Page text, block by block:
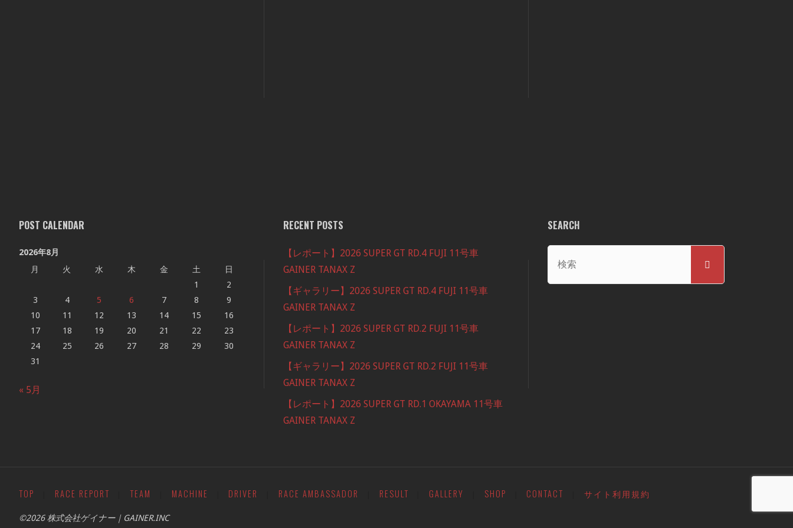
POST CALENDAR
2026年8月
月
火 水 木 金 土
日
1
2
3
4 5 6 7 8
9
10
11 12 13 14 15
16
17
18 19 20 21 22
23
24
25 26 27 28 29
30
31
« 5月
RECENT POSTS
【レポート】2026 SUPER GT RD.4 FUJI 11号車
GAINER TANAX Z
【ギャラリー】2026 SUPER GT RD.4 FUJI 11号車
GAINER TANAX Z
【レポート】2026 SUPER GT RD.2 FUJI 11号車
GAINER TANAX Z
【ギャラリー】2026 SUPER GT RD.2 FUJI 11号車
GAINER TANAX Z
【レポート】2026 SUPER GT RD.1 OKAYAMA 11号車
GAINER TANAX Z
SEARCH
対
検
TOP RACE REPORT TEAM MACHINE DRIVER RACE AMBASSADOR RESULT GALLERY SHOP CONTACT サイト利用規約
©2026 株式会社ゲイナー｜GAINER.INC